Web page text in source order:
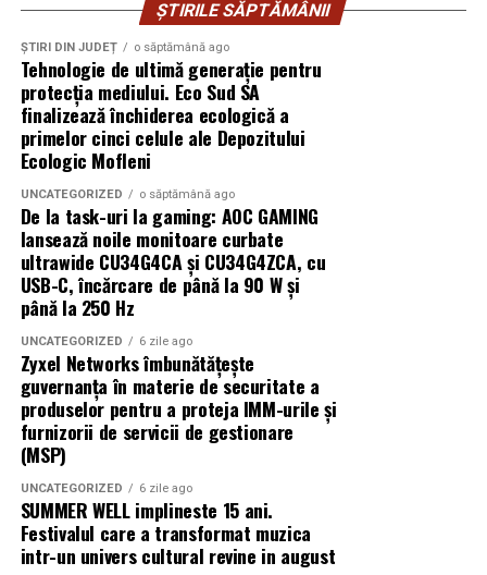
spre finalul examinării. La alți pacienți nu se întâmplă
nimic deosebit. Suntem fiecare diferiți și corpurile
noastre răspund altfel.
Mâncărimi, furnicături și alte mici
curiozități ale corpului
Stând nemișcat timp îndelungat, pielea începe brusc să
ceară atenție. Apare o mâncărime imaginară pe nas, o
ușoară furnicătură în deget, o nevoie inexplicabilă să-ți
miști umărul. Toate astea sunt răspunsuri normale ale
corpului care, lăsat în pace, începe să-și amintească că
există.
Trucul e să nu te miști. Dacă te scarpini sau îți miști
capul, imaginea poate fi compromisă și unele secvențe
trebuie reluate. Asistenta îți va spune asta dinainte, dar
tot uităm.
Mi s-a întâmplat o dată să simt o furnicătură în piciorul
stâng după vreo cincisprezece minute de scanare. Era
atât de insistentă încât mi-a luat câteva minute bune să
Pe scurt, mai bine oanvelopă nouăde buget decât una
premium de ocazie.
Sursa foto:https://davanti-tyres.com/
ȘTIRILE SĂPTĂMÂNII
ȘTIRI DIN JUDEȚ o săptămână ago
Tehnologie de ultimă generație pentru
protecția mediului. Eco Sud SA
finalizează închiderea ecologică a
primelor cinci celule ale Depozitului
Ecologic Mofleni
UNCATEGORIZED o săptămână ago
De la task-uri la gaming: AOC GAMING
lansează noile monitoare curbate
ultrawide CU34G4CA și CU34G4ZCA, cu
USB-C, încărcare de până la 90 W și
până la 250 Hz
UNCATEGORIZED 6 zile ago
Zyxel Networks îmbunătățește
guvernanța în materie de securitate a
produselor pentru a proteja IMM-urile și
furnizorii de servicii de gestionare
(MSP)
UNCATEGORIZED 6 zile ago
SUMMER WELL implineste 15 ani.
Festivalul care a transformat muzica
intr-un univers cultural revine in august